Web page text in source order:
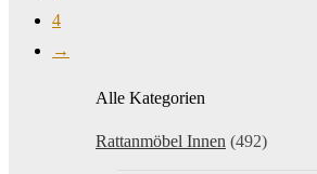
4
→
Alle Kategorien
Rattanmöbel Innen (492)